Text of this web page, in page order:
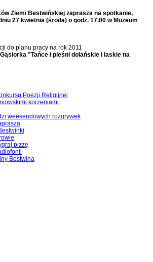
Ziemi Bestwińskiej zaprasza na spotkanie,
27 kwietnia (środa) o godz. 17.00 w Muzeum
do planu pracy na rok 2011
"Tańce i pieśni dolańskie i laskie na
Poezji Religijnej
korzeniami
weekendowych rozgrywek
pizzę
Bestwina